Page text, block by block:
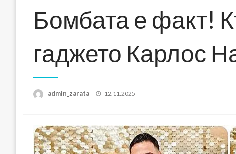
Бомбата е факт!
гаджето Карлос
admin_zarata
Posted
12.11.2025